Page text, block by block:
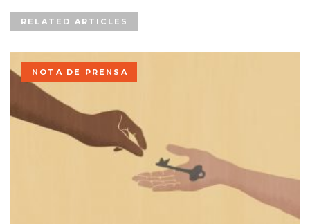
RELATED ARTICLES
NOTA DE PRENSA